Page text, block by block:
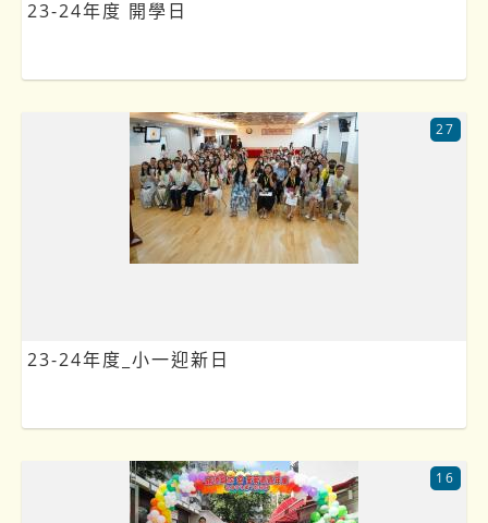
23-24年度 開學日
23-24年度_小一迎新日
27
16